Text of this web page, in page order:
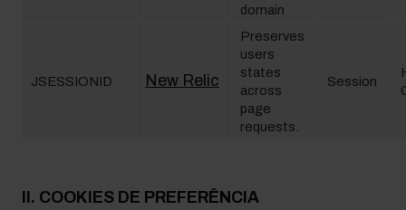
domain
JSESSIONID New Relic
Preserves
users
states
across
page
requests.
Session
II. COOKIES DE PREFERÊNCIA